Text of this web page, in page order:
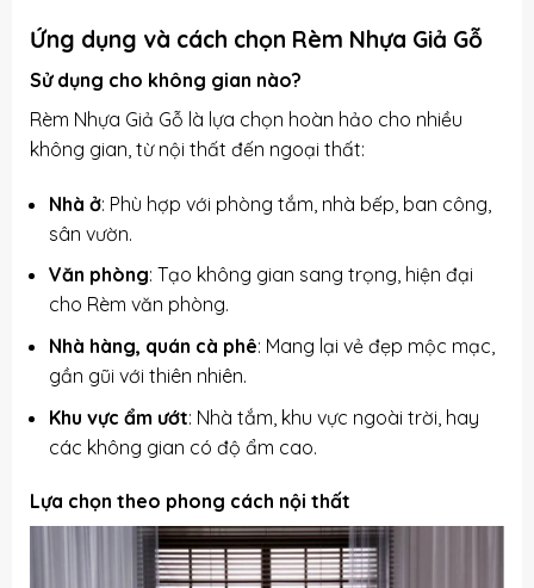
Ứng dụng và cách chọn Rèm Nhựa Giả Gỗ
Sử dụng cho không gian nào?
Rèm Nhựa Giả Gỗ là lựa chọn hoàn hảo cho nhiều
không gian, từ nội thất đến ngoại thất:
Nhà ở: Phù hợp với phòng tắm, nhà bếp, ban công,
sân vườn.
Văn phòng: Tạo không gian sang trọng, hiện đại
cho Rèm văn phòng.
Nhà hàng, quán cà phê: Mang lại vẻ đẹp mộc mạc,
gần gũi với thiên nhiên.
Khu vực ẩm ướt: Nhà tắm, khu vực ngoài trời, hay
các không gian có độ ẩm cao.
Lựa chọn theo phong cách nội thất